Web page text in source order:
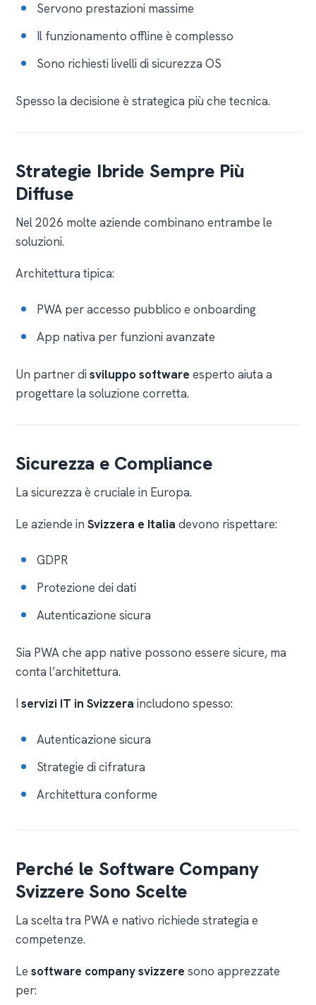
Servono prestazioni massime
Il funzionamento offline è complesso
Sono richiesti livelli di sicurezza OS
Spesso la decisione è strategica più che tecnica.
Strategie Ibride Sempre Più
Diffuse
Nel 2026 molte aziende combinano entrambe le
soluzioni.
Architettura tipica:
PWA per accesso pubblico e onboarding
App nativa per funzioni avanzate
Un partner disviluppo software esperto aiuta a
progettare la soluzione corretta.
Sicurezza e Compliance
La sicurezza è cruciale in Europa.
Le aziende inSvizzera e Italia devono rispettare:
GDPR
Protezione dei dati
Autenticazione sicura
Sia PWA che app native possono essere sicure, ma
conta l’architettura.
Iservizi IT in Svizzera includono spesso:
Autenticazione sicura
Strategie di cifratura
Architettura conforme
Perché le Software Company
Svizzere Sono Scelte
La scelta tra PWA e nativo richiede strategia e
competenze.
Lesoftware company svizzere sono apprezzate
per: